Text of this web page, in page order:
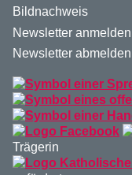
Bildnachweis
Newsletter anmelden
Newsletter abmelden
Trägerin